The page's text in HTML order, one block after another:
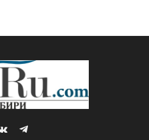
VKontakteTelegram